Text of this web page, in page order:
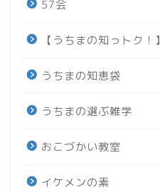
57会
【うちまの知っトク！】
うちまの知恵袋
うちまの選ぶ雑学
おこづかい教室
イケメンの素